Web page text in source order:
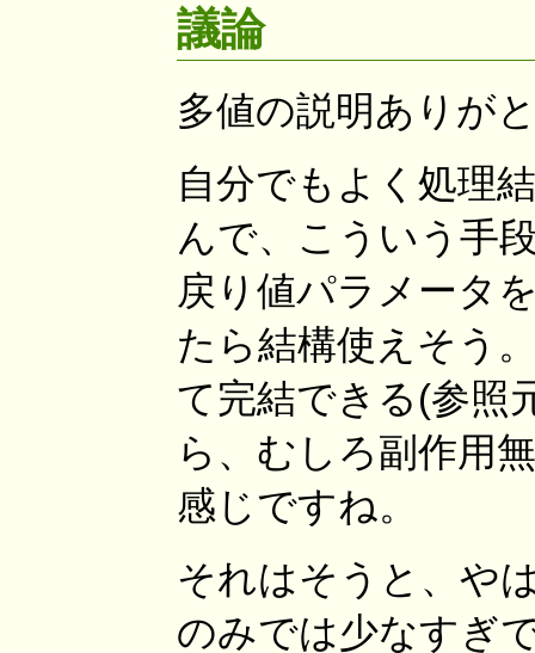
議論
多値の説明ありが
自分でもよく処理
んで、こういう手
戻り値パラメータ
たら結構使えそう
て完結できる(参照
ら、むしろ副作用
感じですね。
それはそうと、や
のみでは少なすぎ